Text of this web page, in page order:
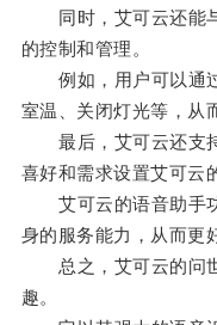
同时，艾可云还能与
的控制和管理。
例如，用户可以通过
室温、关闭灯光等，从
最后，艾可云还支持
喜好和需求设置艾可云
艾可云的语音助手功
身的服务能力，从而更
总之，艾可云的问世
趣。